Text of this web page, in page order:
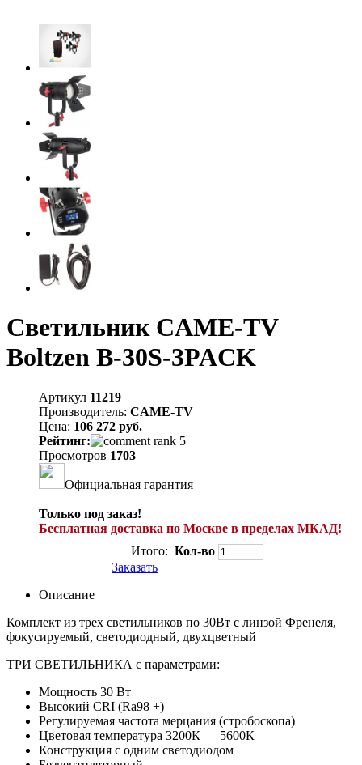
Светильник CAME-TV
Boltzen B-30S-3PACK
Артикул 11219
Производитель: CAME-TV
Цена: 106 272 руб.
Рейтинг:
Просмотров 1703
Официальная гарантия
Только под заказ!
Бесплатная доставка по Москве в пределах МКАД!
Итого: Кол-во
Заказать
Описание
Комплект из трех светильников по 30Вт с линзой Френеля,
фокусируемый, светодиодный, двухцветный
ТРИ СВЕТИЛЬНИКА с параметрами:
Мощность 30 Вт
Высокий CRI (Ra98 +)
Регулируемая частота мерцания (стробоскопа)
Цветовая температура 3200К — 5600К
Конструкция с одним светодиодом